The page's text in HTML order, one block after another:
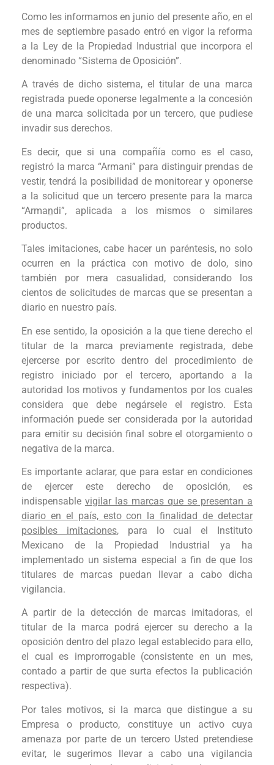
Como les informamos en junio del presente año, en el
mes de septiembre pasado entró en vigor la reforma
a la Ley de la Propiedad Industrial que incorpora el
denominado “Sistema de Oposición”.
A través de dicho sistema, el titular de una marca
registrada puede oponerse legalmente a la concesión
de una marca solicitada por un tercero, que pudiese
invadir sus derechos.
Es decir, que si una compañía como es el caso,
registró la marca “Armani” para distinguir prendas de
vestir, tendrá la posibilidad de monitorear y oponerse
a la solicitud que un tercero presente para la marca
“Armandi”, aplicada a los mismos o similares
productos.
Tales imitaciones, cabe hacer un paréntesis, no solo
ocurren en la práctica con motivo de dolo, sino
también por mera casualidad, considerando los
cientos de solicitudes de marcas que se presentan a
diario en nuestro país.
En ese sentido, la oposición a la que tiene derecho el
titular de la marca previamente registrada, debe
ejercerse por escrito dentro del procedimiento de
registro iniciado por el tercero, aportando a la
autoridad los motivos y fundamentos por los cuales
considera que debe negársele el registro. Esta
información puede ser considerada por la autoridad
para emitir su decisión final sobre el otorgamiento o
negativa de la marca.
Es importante aclarar, que para estar en condiciones
de ejercer este derecho de oposición, es
indispensable vigilar las marcas que se presentan a
diario en el país, esto con la finalidad de detectar
posibles imitaciones, para lo cual el Instituto
Mexicano de la Propiedad Industrial ya ha
implementado un sistema especial a fin de que los
titulares de marcas puedan llevar a cabo dicha
vigilancia.
A partir de la detección de marcas imitadoras, el
titular de la marca podrá ejercer su derecho a la
oposición dentro del plazo legal establecido para ello,
el cual es improrrogable (consistente en un mes,
contado a partir de que surta efectos la publicación
respectiva).
Por tales motivos, si la marca que distingue a su
Empresa o producto, constituye un activo cuya
amenaza por parte de un tercero Usted pretendiese
evitar, le sugerimos llevar a cabo una vigilancia